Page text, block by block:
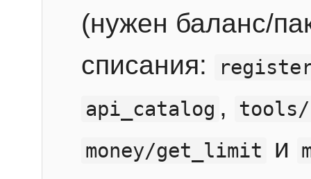
(нужен баланс/
списания:
api_catalog ,
money/get_limit
и